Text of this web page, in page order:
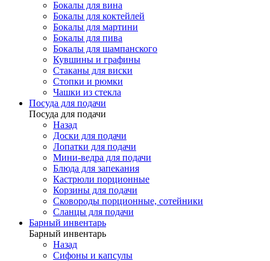
Бокалы для вина
Бокалы для коктейлей
Бокалы для мартини
Бокалы для пива
Бокалы для шампанского
Кувшины и графины
Стаканы для виски
Стопки и рюмки
Чашки из стекла
Посуда для подачи
Посуда для подачи
Назад
Доски для подачи
Лопатки для подачи
Мини-ведра для подачи
Блюда для запекания
Кастрюли порционные
Корзины для подачи
Сковороды порционные, сотейники
Сланцы для подачи
Барный инвентарь
Барный инвентарь
Назад
Сифоны и капсулы